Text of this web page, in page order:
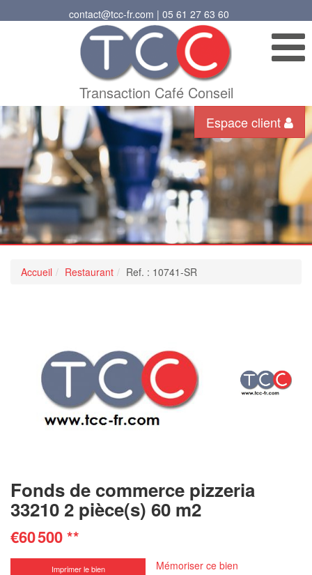
contact@tcc-fr.com | 05 61 27 63 60
Transaction Café Conseil
Espace client
Accueil Restaurant Ref. : 10741-SR
Fonds de commerce pizzeria
33210 2 pièce(s) 60 m2
€60 500**
Imprimer le bien Mémoriser ce bien